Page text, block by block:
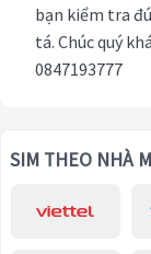
bạn kiểm tra
tá. Chúc quý
0847193777
SIM THEO NHÀ